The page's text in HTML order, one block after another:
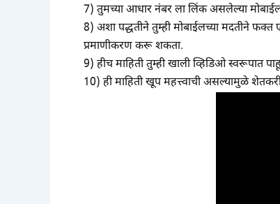
7) तुमच्या आधार नंबर ला लिंक असलेल्या
8) अशा पद्धतीने तुम्ही मोबाईलच्या मदतीने फक्त
प्रमाणीकरण करू शकता.
9) हीच माहिती तुम्ही खाली व्हिडिओ स्वरूपात
10) ही माहिती खूप महत्त्वाची असल्यामुळे